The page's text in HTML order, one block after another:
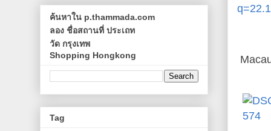
ค้นหาใน p.thammada.com
ลอง ชื่อสถานที่ ประเถท
วัด กรุงเทพ
Shopping Hongkong
Tag